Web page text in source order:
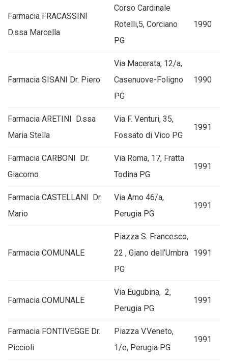
Farmacia FRACASSINI
D.ssa Marcella
Corso Cardinale
Rotelli,5, Corciano
PG
1990
Farmacia SISANI Dr. Piero
Via Macerata, 12/a,
Casenuove-Foligno
PG
1990
Farmacia ARETINI D.ssa
Maria Stella
Via F. Venturi, 35,
Fossato di Vico PG
1991
Farmacia CARBONI Dr.
Giacomo
Via Roma, 17, Fratta
Todina PG
1991
Farmacia CASTELLANI Dr.
Mario
Via Arno 46/a,
Perugia PG
1991
Farmacia COMUNALE
Piazza S. Francesco,
22 , Giano dell’Umbra
PG
1991
Farmacia COMUNALE
Via Eugubina, 2,
Perugia PG
1991
Farmacia FONTIVEGGE Dr.
Piccioli
Piazza V.Veneto,
1/e, Perugia PG
1991